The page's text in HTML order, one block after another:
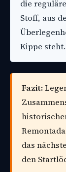
die
Stoff, aus
Kippe steht.
Fazit:
das
den